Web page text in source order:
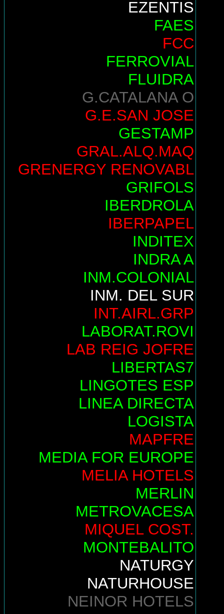
EZENTIS
FAES
FCC
FERROVIAL
FLUIDRA
G.CATALANA O
G.E.SAN JOSE
GESTAMP
GRAL.ALQ.MAQ
GRENERGY RENOVABL
GRIFOLS
IBERDROLA
IBERPAPEL
INDITEX
INDRA A
INM.COLONIAL
INM. DEL SUR
INT.AIRL.GRP
LABORAT.ROVI
LAB REIG JOFRE
LIBERTAS7
LINGOTES ESP
LINEA DIRECTA
LOGISTA
MAPFRE
MEDIA FOR EUROPE
MELIA HOTELS
MERLIN
METROVACESA
MIQUEL COST.
MONTEBALITO
NATURGY
NATURHOUSE
NEINOR HOTELS